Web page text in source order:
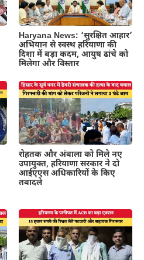
Haryana News: ‘सुरक्षित आहार’
अभियान से स्वस्थ हरियाणा की
दिशा में बड़ा कदम, आयुष ढांचे को
मिलेगा और विस्तार
रोहतक और अंबाला को मिले नए
उपायुक्त, हरियाणा सरकार ने दो
आईएएस अधिकारियों के किए
तबादले